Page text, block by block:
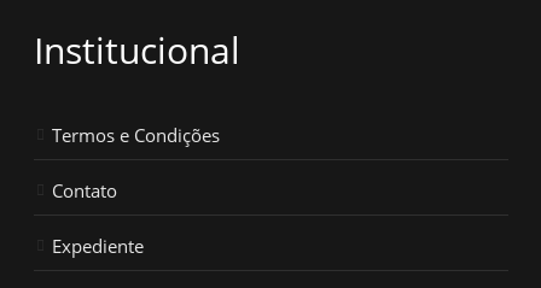
Institucional
Termos e Condições
Contato
Expediente